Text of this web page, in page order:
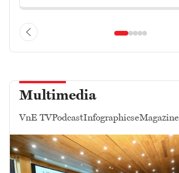
Multimedia
VnE TVPodcastInfographicseMagazine